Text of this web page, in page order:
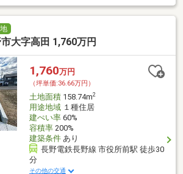
学校徒歩9分の生活利便性
大字高田 1,760万円
1,760万円
（坪単価:36.66万円）
土地面積158.74m2
用途地域１種住居
建ぺい率60%
容積率200%
建築条件あり
長野電鉄長野線 市役所前駅 徒歩30
分
その他の交通